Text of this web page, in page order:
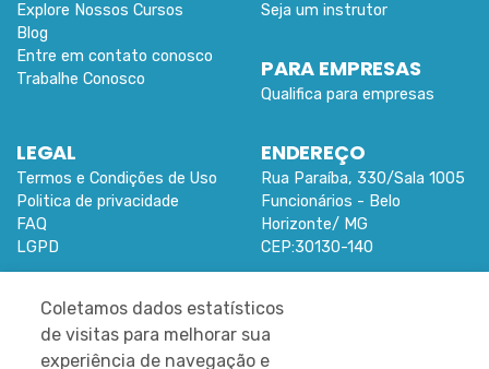
Explore Nossos Cursos
Blog
Entre em contato conosco
Trabalhe Conosco
Seja um instrutor
PARA EMPRESAS
Qualifica para empresas
LEGAL
Termos e Condições de Uso
Politica de privacidade
FAQ
LGPD
ENDEREÇO
Rua Paraíba, 330/Sala 1005
Funcionários - Belo
Horizonte/ MG
CEP:30130-140
ACESSE O APP QUALIFICA CURSOS:
Coletamos dados estatísticos
de visitas para melhorar sua
experiência de navegação e